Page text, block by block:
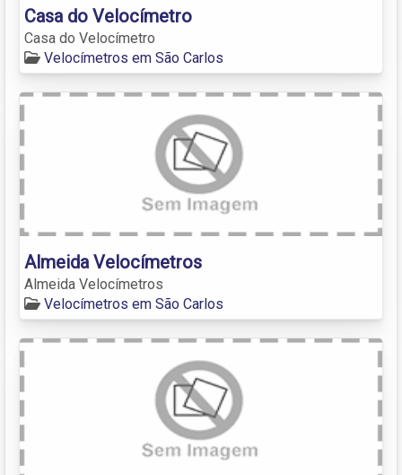
Casa do Velocímetro
Casa do Velocímetro
Velocímetros em São Carlos
Almeida Velocímetros
Almeida Velocímetros
Velocímetros em São Carlos